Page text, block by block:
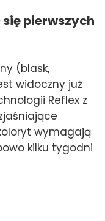
pierwszych
(blask,
widoczny już
Reflex z
wymagają
kilku tygodni